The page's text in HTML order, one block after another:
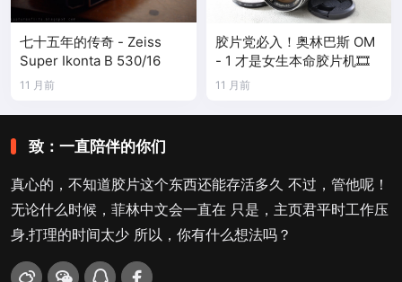
七十五年的传奇 - Zeiss
Super Ikonta B 530/16
11 月前
胶片党必入！奥林巴斯 OM
- 1 才是女生本命胶片机🎞️
11 月前
致：一直陪伴的你们
真心的，不知道胶片这个东西还能存活多久 不过，管他呢！
无论什么时候，菲林中文会一直在 只是，主页君平时工作压
身.打理的时间太少 所以，你有什么想法吗？